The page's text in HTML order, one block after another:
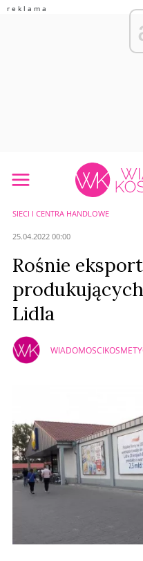
SIECI I CENTRA HANDLOWE
25.04.2022 00:00
Rośnie
Lidla